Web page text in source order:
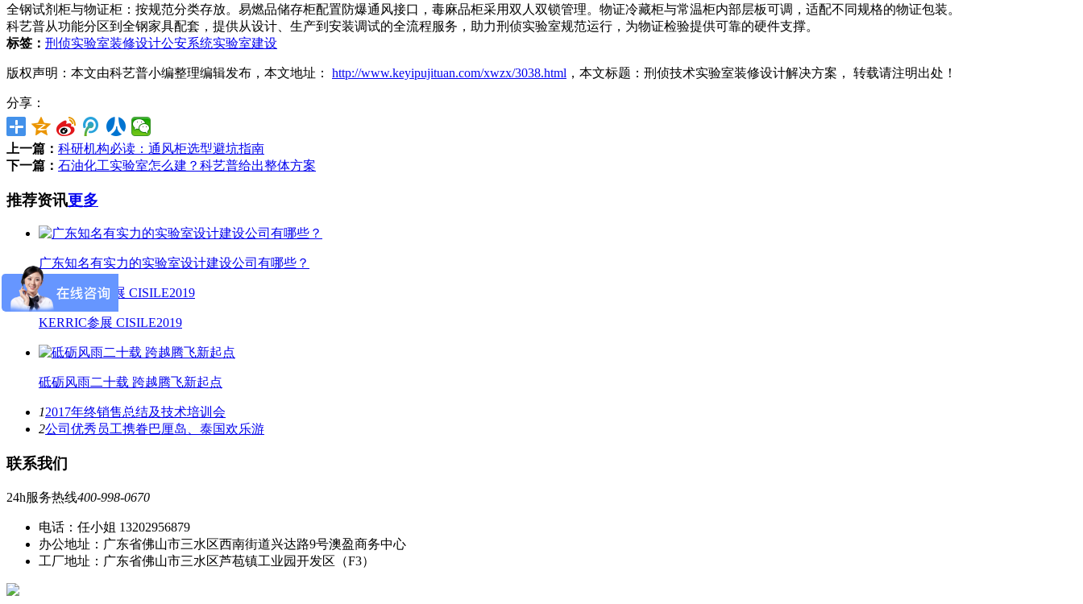
全钢试剂柜与物证柜：按规范分类存放。易燃品储存柜配置防爆通风接口，毒麻品柜采用双人双锁管理。物证冷藏柜与常温柜内部层板可调，适配不同规格的物证包装。
科艺普从功能分区到全钢家具配套，提供从设计、生产到安装调试的全流程服务，助力刑侦实验室规范运行，为物证检验提供可靠的硬件支撑。
标签： 刑侦实验室装修设计公安系统实验室建设
版权声明：本文由科艺普小编整理编辑发布，本文地址： http://www.keyipujituan.com/xwzx/3038.html ，本文标题：刑侦技术实验室装修设计解决方案， 转载请注明出处！
分享：
上一篇： 科研机构必读：通风柜选型避坑指南
下一篇： 石油化工实验室怎么建？科艺普给出整体方案
推荐资讯更多
广东知名有实力的实验室设计建设公司有哪些？
KERRIC参展 CISILE2019
砥砺风雨二十载 跨越腾飞新起点
12017年终销售总结及技术培训会
2公司优秀员工携眷巴厘岛、泰国欢乐游
联系我们
24h服务热线400-998-0670
电话：任小姐 13202956879
办公地址：广东省佛山市三水区西南街道兴达路9号澳盈商务中心
工厂地址：广东省佛山市三水区芦苞镇工业园开发区（F3）